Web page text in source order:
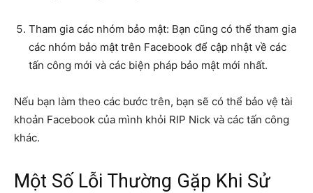
Tham gia các nhóm bảo mật: Bạn cũng có thể tham gia
các nhóm bảo mật trên Facebook để cập nhật về các
tấn công mới và các biện pháp bảo mật mới nhất.
Nếu bạn làm theo các bước trên, bạn sẽ có thể bảo vệ tài
khoản Facebook của mình khỏi RIP Nick và các tấn công
khác.
Một Số Lỗi Thường Gặp Khi Sử